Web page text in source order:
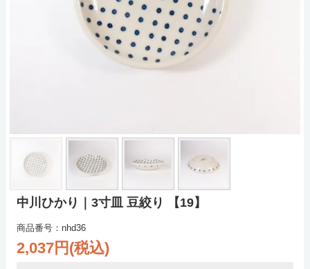
中川ひかり｜3寸皿 豆絞り 【19】
商品番号：nhd36
2,037円(税込)